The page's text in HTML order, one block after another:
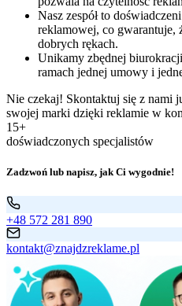
Nasz zespół to
reklamowej, co gwarantuje,
dobrych rękach.
Unikamy zbędnej
ramach jednej umowy i
Nie czekaj! Skontaktuj się z nami
swojej marki dzięki reklamie w
15+
doświadczonych specjalistów
Zadzwoń lub napisz, jak Ci wygodnie!
+48 572 281 890
kontakt@znajdzreklame.pl